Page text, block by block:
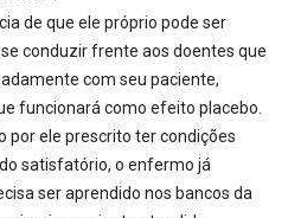
de que ele próprio pode ser
conduzir frente aos doentes que
com seu paciente,
funcionará como efeito placebo.
ele prescrito ter condições
satisfatório, o enfermo já
ser aprendido nos bancos da